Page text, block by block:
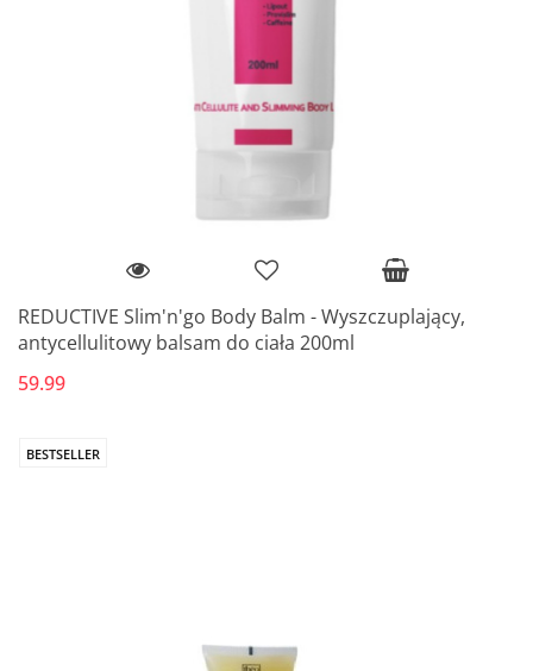
REDUCTIVE Slim'n'go Body Balm - Wyszczuplający,
antycellulitowy balsam do ciała 200ml
59.99
BESTSELLER